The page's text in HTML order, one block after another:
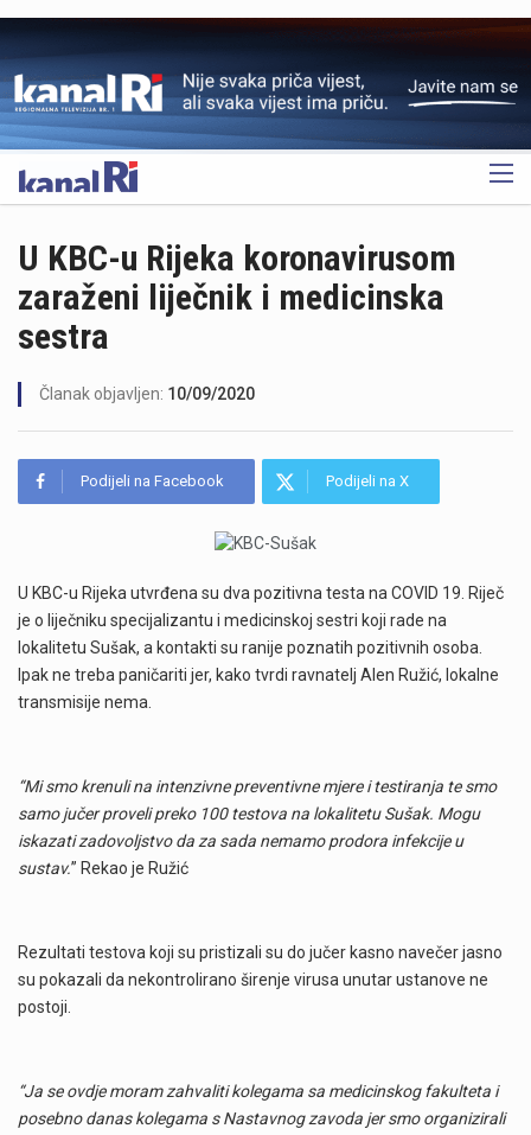
OGLAS
U KBC-u Rijeka koronavirusom
zaraženi liječnik i medicinska
sestra
Članak objavljen: 10/09/2020
Podijeli na Facebook Podijeli na X
U KBC-u Rijeka utvrđena su dva pozitivna testa na COVID 19. Riječ
je o liječniku specijalizantu i medicinskoj sestri koji rade na
lokalitetu Sušak, a kontakti su ranije poznatih pozitivnih osoba.
Ipak ne treba paničariti jer, kako tvrdi ravnatelj Alen Ružić, lokalne
transmisije nema.
“Mi smo krenuli na intenzivne preventivne mjere i testiranja te smo
samo jučer proveli preko 100 testova na lokalitetu Sušak. Mogu
iskazati zadovoljstvo da za sada nemamo prodora infekcije u
sustav.” Rekao je Ružić
Rezultati testova koji su pristizali su do jučer kasno navečer jasno
su pokazali da nekontrolirano širenje virusa unutar ustanove ne
postoji.
“Ja se ovdje moram zahvaliti kolegama sa medicinskog fakulteta i
posebno danas kolegama s Nastavnog zavoda jer smo organizirali